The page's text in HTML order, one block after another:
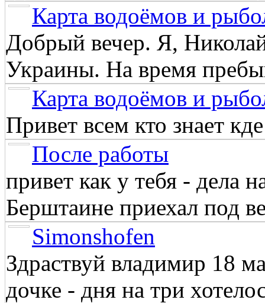
Карта водоёмов и
Добрый вечер. Я,
Украины. На время
Карта водоёмов и
Привет всем кто знает
После работы
привет как у тебя - дела
Берштаине приехал под
Simonshofen
Здраствуй владимир 18
дочке - дня на три